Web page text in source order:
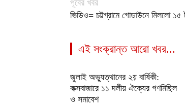
পূর্বের খবর
ভিডিও= চট্টগ্রামে গোডাউনে মিললো
এই সংক্রান্ত আরো খবর...
জুলাই অভ্যুত্থানের ২য় বার্ষিকী:
কক্সবাজারে ১১ দলীয় ঐক্যের গণমিছিল
ও সমাবেশ